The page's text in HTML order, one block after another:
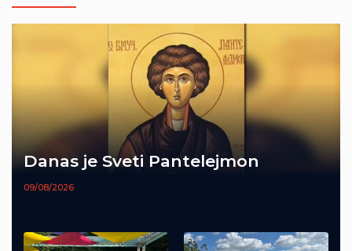
Danas je Sveti Pantelejmon
09/08/2026